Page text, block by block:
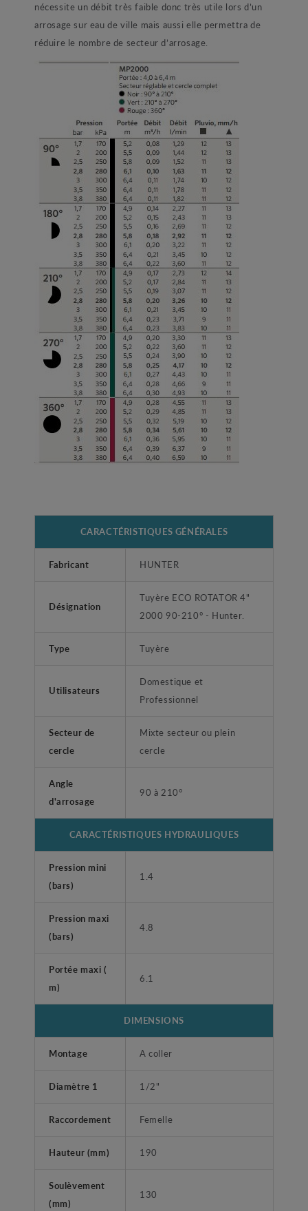
nécessite un débit très faible donc très utile lors d’un
arrosage sur eau de ville mais aussi elle permettra de
réduire le nombre de secteur d’arrosage.
CARACTÉRISTIQUES GÉNÉRALES
Fabricant HUNTER
Désignation
Tuyère ECO ROTATOR 4"
2000 90-210° - Hunter.
Type Tuyère
Utilisateurs
Domestique et
Professionnel
Secteur de
cercle
Mixte secteur ou plein
cercle
Angle
d'arrosage
90 à 210°
CARACTÉRISTIQUES HYDRAULIQUES
Pression mini
(bars)
1.4
Pression maxi
(bars)
4.8
Portée maxi (
m)
6.1
DIMENSIONS
Montage A coller
Diamètre 1 1/2"
Raccordement Femelle
Hauteur (mm) 190
Soulèvement
(mm)
130